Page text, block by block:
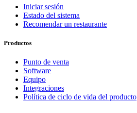
Iniciar sesión
Estado del sistema
Recomendar un restaurante
Productos
Punto de venta
Software
Equipo
Integraciones
Política de ciclo de vida del producto